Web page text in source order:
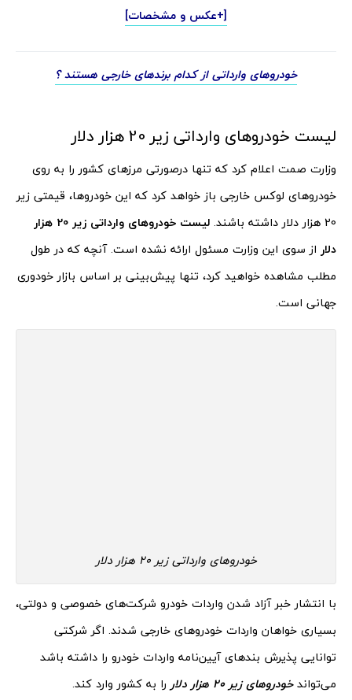
[+عکس و مشخصات]
خودروهای وارداتی از کدام برندهای خارجی هستند ؟
لیست خودروهای وارداتی زیر 20 هزار دلار
وزارت صمت اعلام کرد که تنها درصورتی مرزهای کشور را به روی
خودروهای لوکس خارجی باز خواهد کرد که این خودروها، قیمتی زیر
20 هزار دلار داشته باشند.
لیست خودروهای وارداتی زیر 20 هزار
دلار از سوی این وزارت مسئول ارائه نشده است. آنچه که در طول
مطلب مشاهده خواهید کرد، تنها پیش‌بینی بر اساس بازار خودوری
جهانی است.
خودروهای وارداتی زیر 20 هزار دلار
با انتشار خبر آزاد شدن واردات خودرو شرکت‌های خصوصی و دولتی،
بسیاری خواهان واردات خودروهای خارجی شدند. اگر شرکتی
توانایی پذیرش بندهای آیین‌نامه واردات خودرو را داشته باشد
می‌تواندخودروهای زیر 20 هزار دلار
را به کشور وارد کند.